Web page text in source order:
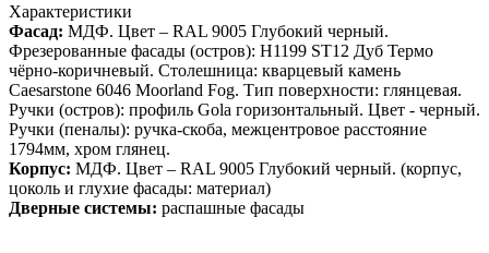
Характеристики
Фасад: МДФ. Цвет – RAL 9005 Глубокий черный.
Фрезерованные фасады (остров): H1199 ST12 Дуб Термо
чёрно-коричневый. Столешница: кварцевый камень
Caesarstone 6046 Moorland Fog. Тип поверхности: глянцевая.
Ручки (остров): профиль Gola горизонтальный. Цвет - черный.
Ручки (пеналы): ручка-скоба, межцентровое расстояние
1794мм, хром глянец.
Корпус: МДФ. Цвет – RAL 9005 Глубокий черный. (корпус,
цоколь и глухие фасады: материал)
Дверные системы: распашные фасады